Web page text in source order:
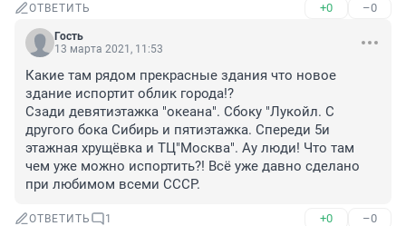
ОТВЕТИТЬ +0 –0
Гость
13 марта 2021, 11:53
Какие там рядом прекрасные здания что новое
здание испортит облик города!?
Сзади девятиэтажка "океана". Сбоку "Лукойл. С
другого бока Сибирь и пятиэтажка. Спереди 5и
этажная хрущёвка и ТЦ"Москва". Ау люди! Что там
чем уже можно испортить?! Всё уже давно сделано
при любимом всеми СССР.
ОТВЕТИТЬ 1 +0 –0